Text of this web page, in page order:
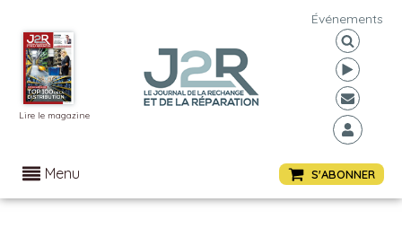
Lire le magazine
Événements
Menu S'ABONNER